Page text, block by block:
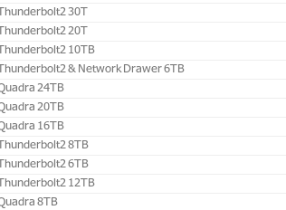
30T
20T
10TB
& Network Drawer 6TB
24TB
20TB
16TB
8TB
6TB
12TB
8TB